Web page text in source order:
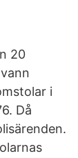
20
i
Då